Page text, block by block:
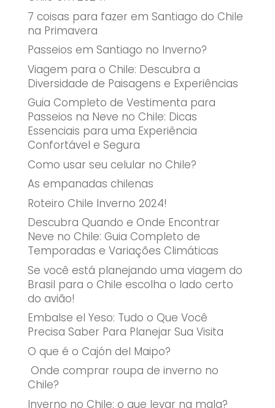
7 coisas para fazer em Santiago do Chile
na Primavera
Passeios em Santiago no Inverno?
Viagem para o Chile: Descubra a
Diversidade de Paisagens e Experiências
Guia Completo de Vestimenta para
Passeios na Neve no Chile: Dicas
Essenciais para uma Experiência
Confortável e Segura
Como usar seu celular no Chile?
As empanadas chilenas
Roteiro Chile Inverno 2024!
Descubra Quando e Onde Encontrar
Neve no Chile: Guia Completo de
Temporadas e Variações Climáticas
Se você está planejando uma viagem do
Brasil para o Chile escolha o lado certo
do avião!
Embalse el Yeso: Tudo o Que Você
Precisa Saber Para Planejar Sua Visita
O que é o Cajón del Maipo?
Onde comprar roupa de inverno no
Chile?
Inverno no Chile: o que levar na mala?